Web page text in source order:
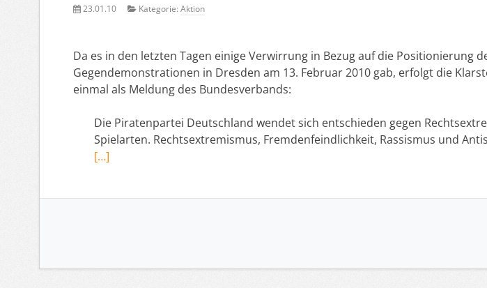
23.01.10 Kategorie: Aktion
Da es in den letzten Tagen einige Verwirrung in Bezug auf die Positionierung
Gegendemonstrationen in Dresden am 13. Februar 2010 gab, erfolgt die
einmal als Meldung des Bundesverbands:
Die Piratenpartei Deutschland wendet sich entschieden gegen
Spielarten. Rechtsextremismus, Fremdenfeindlichkeit, Rassismus und
[…]